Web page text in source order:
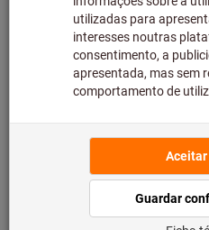
Quantidade
Adicionar à lista de desejos
Vaso
HAZET®